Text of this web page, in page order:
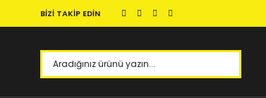
BİZİ TAKİP EDİN